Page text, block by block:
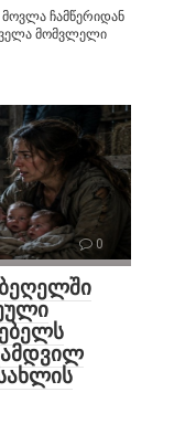
მოვლა ჩამწერიდან
მომვლელი
0